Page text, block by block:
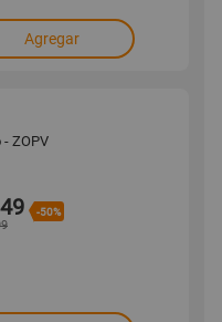
Agregar
ZOPV
-50%